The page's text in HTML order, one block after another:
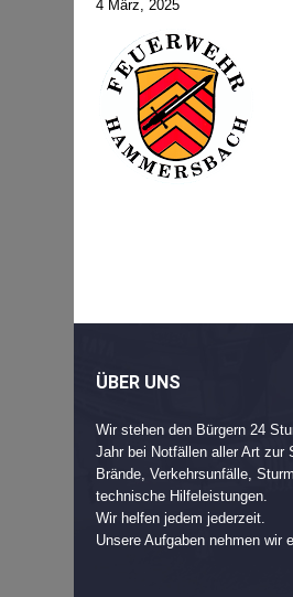
4 März, 2025
ÜBER UNS
Wir stehen den Bürgern 24
Jahr bei Notfällen aller Art zur
Brände, Verkehrsunfälle,
technische Hilfeleistungen.
Wir helfen jedem jederzeit.
Unsere Aufgaben nehmen wir